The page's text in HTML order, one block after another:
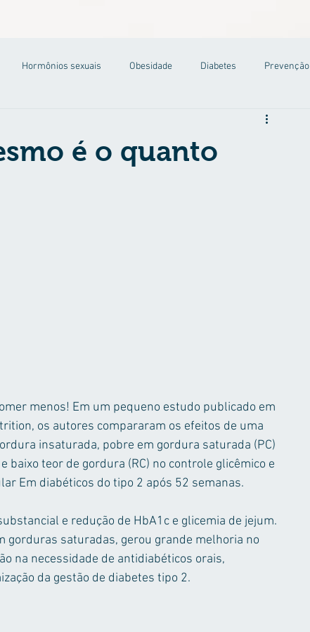
Hormônios sexuais Obesidade Diabetes Prevenção
é o quanto
menos! Em um pequeno estudo publicado em
os autores compararam os efeitos de uma
insaturada, pobre em gordura saturada (PC)
teor de gordura (RC) no controle glicêmico e
Em diabéticos do tipo 2 após 52 semanas.
e redução de HbA1c e glicemia de jejum.
gorduras saturadas, gerou grande melhoria no
na necessidade de antidiabéticos orais,
da gestão de diabetes tipo 2.